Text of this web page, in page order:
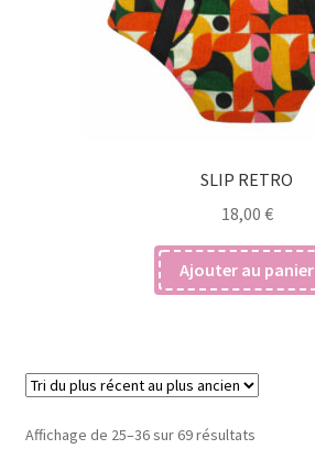
SLIP RETRO
18,00 €
Ajouter au panier
Affichage de 25–36 sur 69 résultatsTrié